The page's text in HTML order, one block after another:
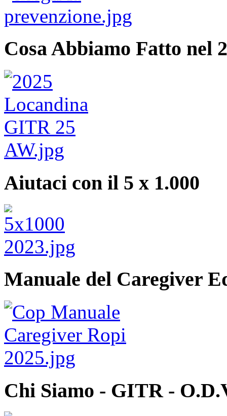
Cosa Abbiamo Fatto nel
Aiutaci con il 5 x 1.000
Manuale del Caregiver
Chi Siamo - GITR -